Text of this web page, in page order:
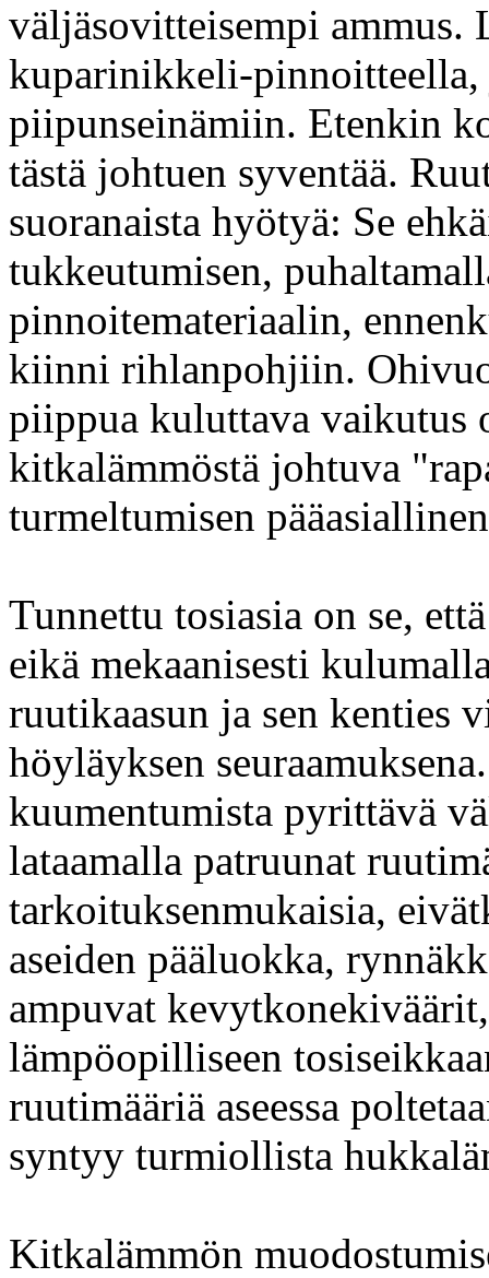
väljäsovitteisempi
kuparinikkeli-
piipunseinämiin. Etenkin
tästä johtuen syventää.
suoranaista hyötyä: Se
tukkeutumisen,
pinnoitemateriaalin,
kiinni rihlanpohjiin.
piippua kuluttava vaikutus
kitkalämmöstä johtuva
turmeltumisen
Tunnettu tosiasia on se,
eikä mekaanisesti
ruutikaasun ja sen kenties
höyläyksen
kuumentumista pyrittävä
lataamalla patruunat
tarkoituksenmukaisia,
aseiden pääluokka,
ampuvat
lämpöopilliseen
ruutimääriä aseessa
syntyy turmiollista
Kitkalämmön